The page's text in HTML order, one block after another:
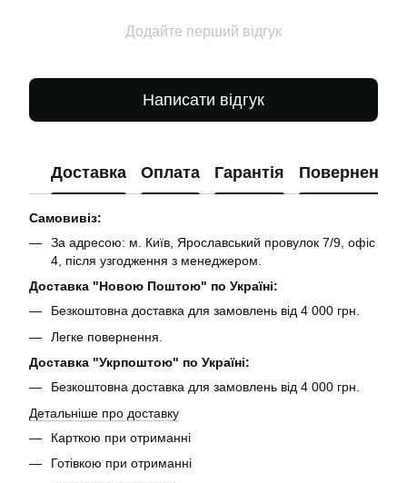
Додайте перший відгук
Написати відгук
Доставка Оплата Гарантія Повернення
Самовивіз:
За адресою: м. Київ, Ярославський провулок 7/9, офіс
4, після узгодження з менеджером.
Доставка "Новою Поштою" по Україні:
Безкоштовна доставка для замовлень від 4 000 грн.
Легке повернення.
Доставка "Укрпоштою" по Україні:
Безкоштовна доставка для замовлень від 4 000 грн.
Детальніше про доставку
Карткою при отриманні
Готівкою при отриманні